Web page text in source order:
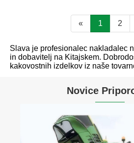
« 1 2
Slava je profesionalec nakladalec
in dobavitelj na Kitajskem.
kakovostnih izdelkov iz naše
Novice